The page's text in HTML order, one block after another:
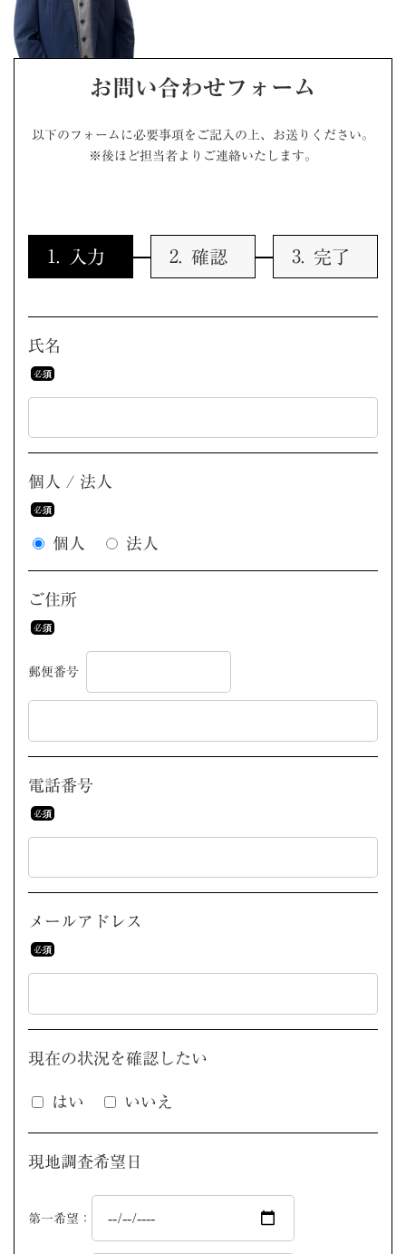
お問い合わせフォーム
以下のフォームに必要事項をご記入の上、お送りください。
※後ほど担当者よりご連絡いたします。
入力 確認 完了
氏名
個人 / 法人
個人 法人
ご住所
郵便番号
電話番号
メールアドレス
現在の状況を確認したい
はい いいえ
現地調査希望日
第一希望：